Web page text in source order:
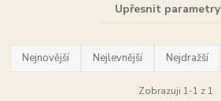
Upřesnit parametry
Nejnovější Nejlevnější Nejdražší
Zobrazuji 1-1 z 1